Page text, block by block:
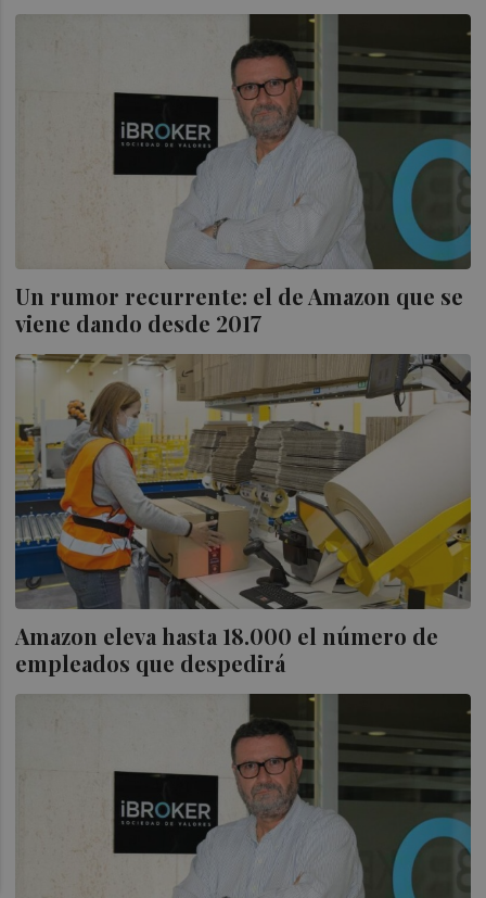
Un rumor recurrente: el de Amazon que se
viene dando desde 2017
Amazon eleva hasta 18.000 el número de
empleados que despedirá